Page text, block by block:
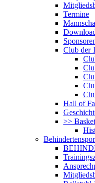
Termine
Club der
Hall of
>>